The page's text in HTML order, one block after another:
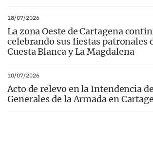
18/07/2026
La zona Oeste de Cartagena
celebrando sus fiestas patronales
Cuesta Blanca y La Magdalena
10/07/2026
Acto de relevo en la Intendencia
Generales de la Armada en